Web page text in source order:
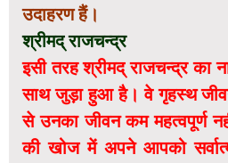
उदाहरण हैं।
श्रीमद् राजचन्द्र
इसी तरह श्रीमद् राजचन्द्र का
साथ जुड़ा हुआ है। वे गृहस्थ
से उनका जीवन कम महत्वपूर्ण
की खोज में अपने आपको